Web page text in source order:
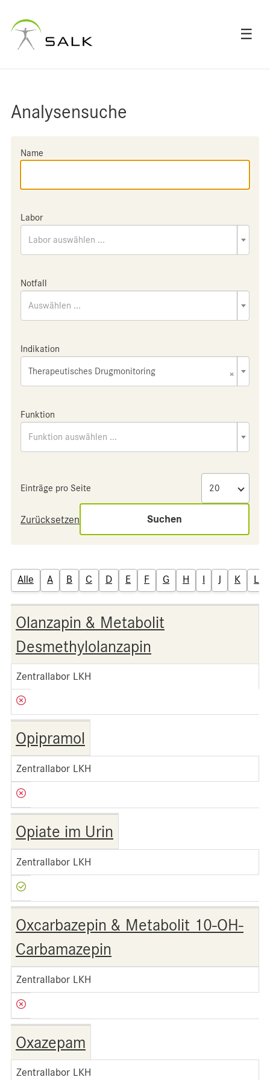
☰
Analysensuche
Name
Labor
Labor auswählen ...
Notfall
Auswählen ...
Indikation
×
Therapeutisches Drugmonitoring
Funktion
Funktion auswählen ...
Einträge pro Seite
Zurücksetzen Suchen
Alle A B C D E F G H I J K L
Olanzapin & Metabolit
Desmethylolanzapin
Zentrallabor LKH
Opipramol
Zentrallabor LKH
Opiate im Urin
Zentrallabor LKH
Oxcarbazepin & Metabolit 10-OH-
Carbamazepin
Zentrallabor LKH
Oxazepam
Zentrallabor LKH